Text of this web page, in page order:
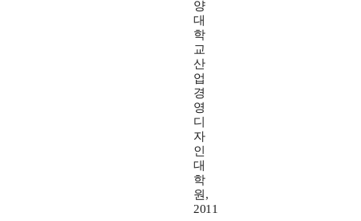
양
대
학
교
산
업
경
영
디
자
인
대
학
원,
2011